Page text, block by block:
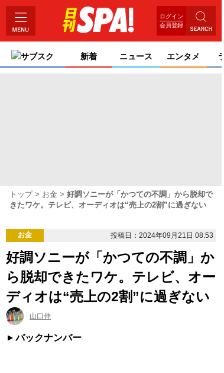
ログイン
会員登録
サブスク 新着 ニュース エンタメ
トップ お金
好調ソニーが「かつての不調」から脱却で
きたワケ。テレビ、オーディオは“売上の2割”に過ぎない
お金 投稿日：2024年09月21日 08:53
好調ソニーが「かつての不調」か
ら脱却できたワケ。テレビ、オー
ディオは“売上の2割”に過ぎない
山口伸
バックナンバー